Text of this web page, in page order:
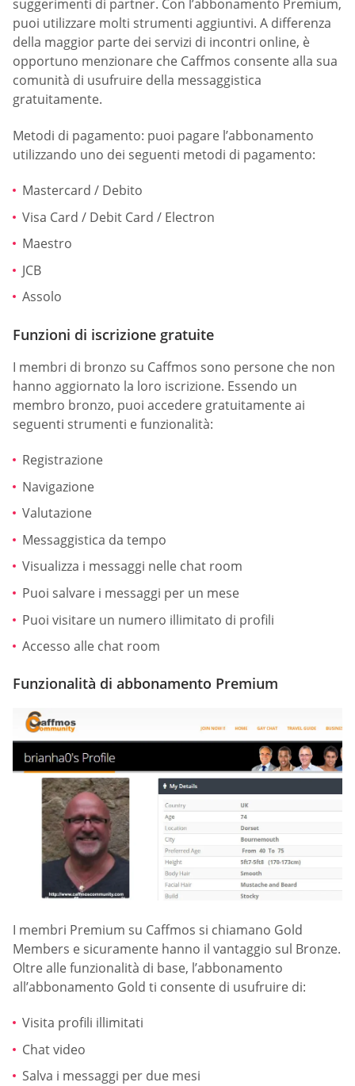
suggerimenti di partner. Con l’abbonamento Premium,
puoi utilizzare molti strumenti aggiuntivi. A differenza
della maggior parte dei servizi di incontri online, è
opportuno menzionare che Caffmos consente alla sua
comunità di usufruire della messaggistica
gratuitamente.
Metodi di pagamento: puoi pagare l’abbonamento
utilizzando uno dei seguenti metodi di pagamento:
Mastercard / Debito
Visa Card / Debit Card / Electron
Maestro
JCB
Assolo
Funzioni di iscrizione gratuite
I membri di bronzo su Caffmos sono persone che non
hanno aggiornato la loro iscrizione. Essendo un
membro bronzo, puoi accedere gratuitamente ai
seguenti strumenti e funzionalità:
Registrazione
Navigazione
Valutazione
Messaggistica da tempo
Visualizza i messaggi nelle chat room
Puoi salvare i messaggi per un mese
Puoi visitare un numero illimitato di profili
Accesso alle chat room
Funzionalità di abbonamento Premium
I membri Premium su Caffmos si chiamano Gold
Members e sicuramente hanno il vantaggio sul Bronze.
Oltre alle funzionalità di base, l’abbonamento
all’abbonamento Gold ti consente di usufruire di:
Visita profili illimitati
Chat video
Salva i messaggi per due mesi